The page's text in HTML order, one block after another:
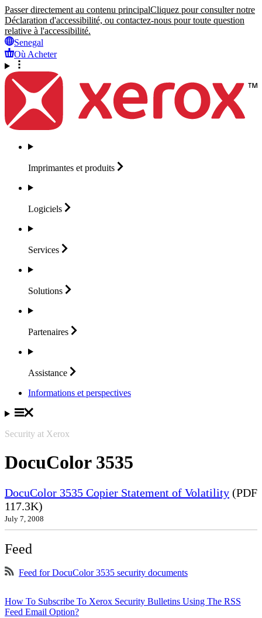
Passer directement au contenu principalCliquez pour consulter notre
Déclaration d'accessibilité, ou contactez-nous pour toute question
relative à l'accessibilité.
Senegal
Où Acheter
Imprimantes et produits
Logiciels
Services
Solutions
Partenaires
Assistance
Informations et perspectives
Security at Xerox
DocuColor 3535
DocuColor 3535 Copier Statement of Volatility (PDF
117.3K)
July 7, 2008
Feed
Feed for DocuColor 3535 security documents
How To Subscribe To Xerox Security Bulletins Using The RSS
Feed Email Option?